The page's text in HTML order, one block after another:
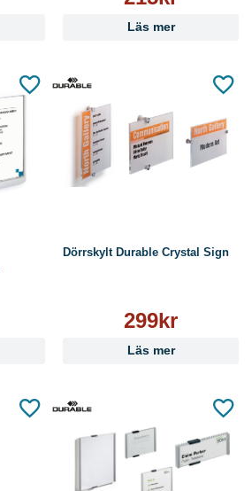
Läs mer
Dörrskylt Durable Crystal Sign
299kr
Läs mer